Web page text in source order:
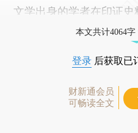
文学出身的学者在印证史
本文共计4064
登录 后获取已
财新通会员
可畅读全文